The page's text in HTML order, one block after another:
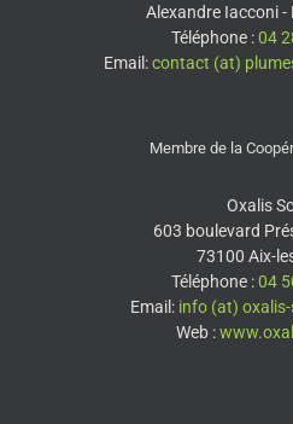
Alexandre Iacconi -
Téléphone :04
Email:contact (at)
Membre de la
Oxalis
603 boulevard
73100 Aix-
Téléphone :04
Email: info (at)
Web :